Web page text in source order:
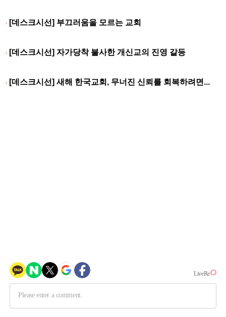
[데스크시선] 부끄러움을 모르는 교회
[데스크시선] 자가당착 불사한 개신교의 진영 갈등
[데스크시선] 새해 한국교회, 무너진 신뢰를 회복하려면...